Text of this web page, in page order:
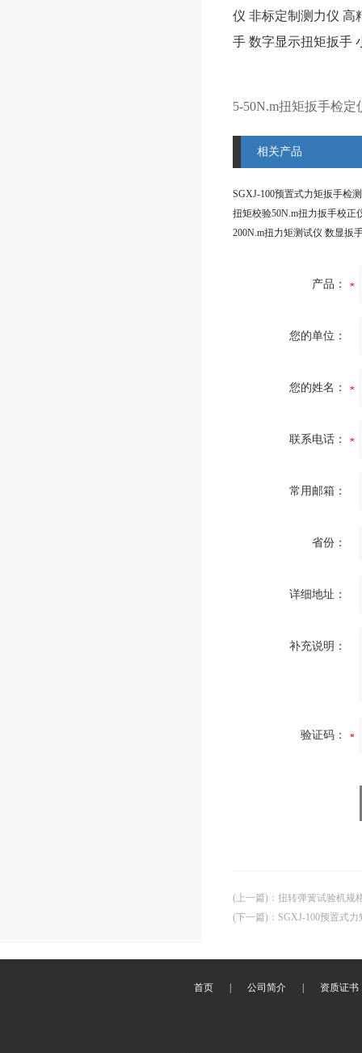
仪 非标定制测力仪 高
手 数字显示扭矩扳手
5-50N.m扭矩扳手检
相关产品
产品：
您的单位：
您的姓名：
联系电话：
常用邮箱：
省份：
详细地址：
补充说明：
验证码：
(上一篇) ： 扭转弹簧试验机规
(下一篇) ： SGXJ-100预置式
首页 公司简介 资质证书